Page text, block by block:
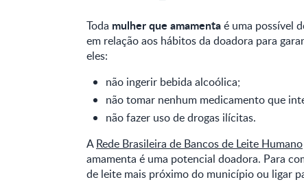
Toda mulher que amamentaé uma possível
em relação aos hábitos da doadora para
eles:
não ingerir bebida alcoólica;
não tomar nenhum medicamento que
não fazer uso de drogas ilícitas.
ARede Brasileira de Bancos de Leite Humano
amamenta é uma potencial doadora. Para
de leite mais próximo do município ou ligar